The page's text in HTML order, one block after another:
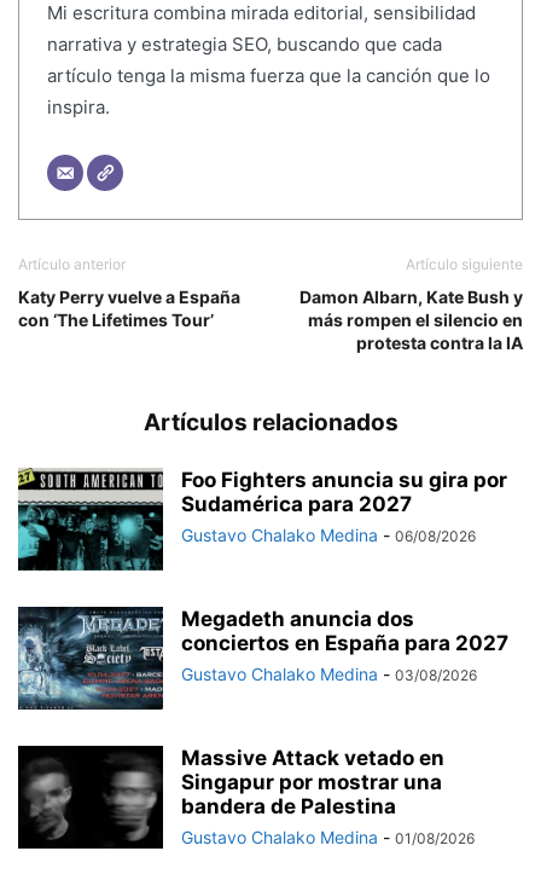
Mi escritura combina mirada editorial, sensibilidad
narrativa y estrategia SEO, buscando que cada
artículo tenga la misma fuerza que la canción que lo
inspira.
Artículo anterior
Katy Perry vuelve a España
con ‘The Lifetimes Tour’
Artículo siguiente
Damon Albarn, Kate Bush y
más rompen el silencio en
protesta contra la IA
Artículos relacionados
Foo Fighters anuncia su gira por
Sudamérica para 2027
Gustavo Chalako Medina - 06/08/2026
Megadeth anuncia dos
conciertos en España para 2027
Gustavo Chalako Medina - 03/08/2026
Massive Attack vetado en
Singapur por mostrar una
bandera de Palestina
Gustavo Chalako Medina - 01/08/2026